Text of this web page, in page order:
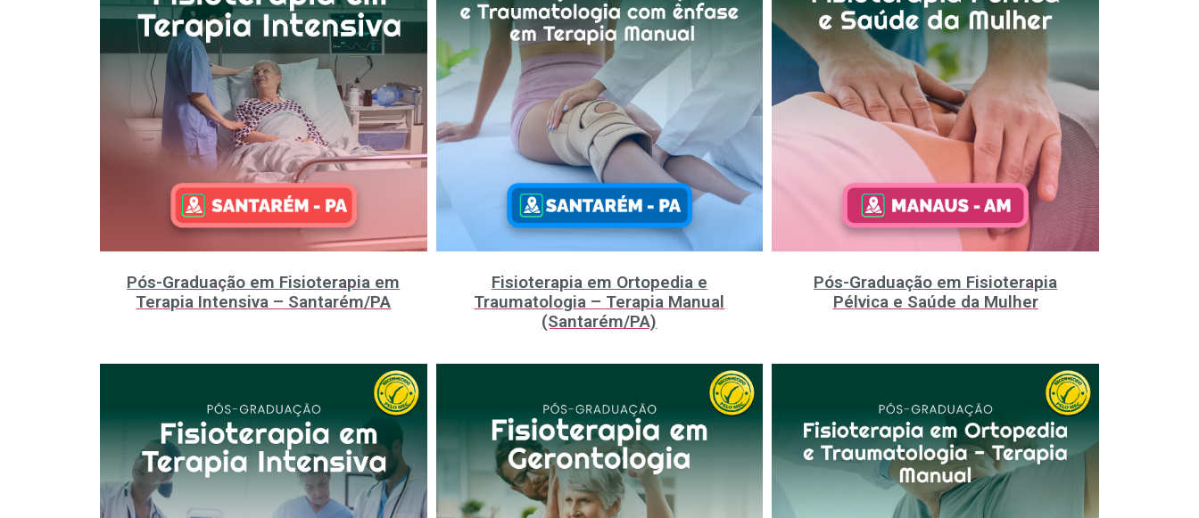
Pós-Graduação em Fisioterapia em
Terapia Intensiva – Santarém/PA
Fisioterapia em Ortopedia e
Traumatologia – Terapia Manual
(Santarém/PA)
Pós-Graduação em Fisioterapia
Pélvica e Saúde da Mulher